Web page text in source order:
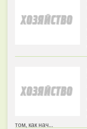
том, как нач...